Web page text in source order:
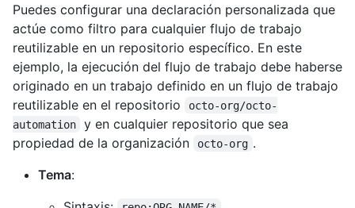
Puedes configurar una declaración personalizada que
actúe como filtro para cualquier flujo de trabajo
reutilizable en un repositorio específico. En este
ejemplo, la ejecución del flujo de trabajo debe haberse
originado en un trabajo definido en un flujo de trabajo
reutilizable en el repositorio
octo-org/octo-
automation
y en cualquier repositorio que sea
propiedad de la organización
octo-org .
Tema: